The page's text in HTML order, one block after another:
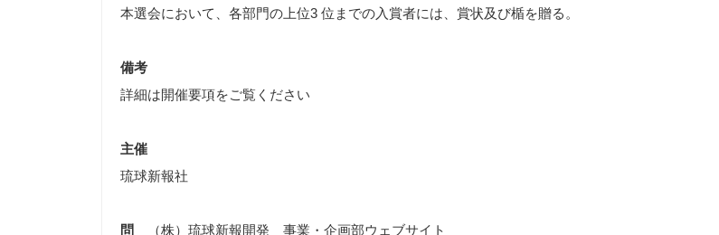
本選会において、各部門の上位3 位までの入賞者には、賞状及び楯を贈る。
備考
詳細は開催要項をご覧ください
主催
琉球新報社
問
（株）琉球新報開発 事業・企画部ウェブサイト